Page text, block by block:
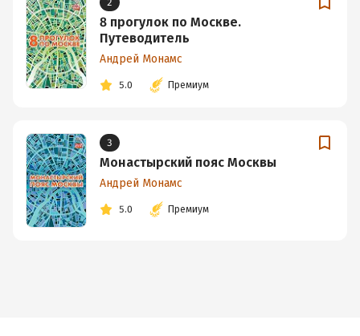
2
8 прогулок по Москве.
Путеводитель
Андрей Монамс
5.0 Премиум
3
Монастырский пояс Москвы
Андрей Монамс
5.0 Премиум